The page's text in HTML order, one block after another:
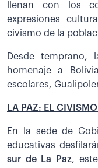
llenan con los
expresiones
civismo de la
Desde temprano,
homenaje a
escolares,
LA PAZ: EL
En la sede de
educativas
sur de La Paz,